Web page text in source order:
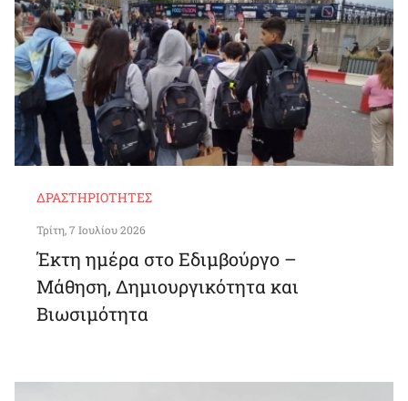
ΔΡΑΣΤΗΡΙΌΤΗΤΕΣ
Τρίτη, 7 Ιουλίου 2026
Έκτη ημέρα στο Εδιμβούργο –
Μάθηση, Δημιουργικότητα και
Βιωσιμότητα